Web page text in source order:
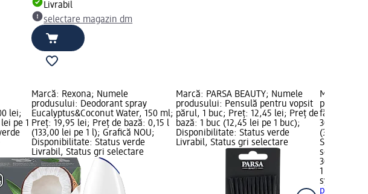
Livrabil
selectare magazin dm
lei;
pe 1
Marcă: Rexona; Numele
produsului: Deodorant spray
Eucalyptus&Coconut Water, 150 ml;
Preț: 19,95 lei; Preț de bază: 0,15 l
(133,00 lei pe 1 l); Grafică NOU;
Disponibilitate: Status verde
Livrabil, Status gri selectare
Marcă: PARSA BEAUTY; Numele
produsului: Pensulă pentru vopsit
părul, 1 buc; Preț: 12,45 lei; Preț de
bază: 1 buc (12,45 lei pe 1 buc);
Disponibilitate: Status verde
Livrabil, Status gri selectare
Marcă:
produsului:
fără
30,95 lei;
(30,95 lei
Status
selectare
30,95 lei
1 buc
syoss Oleo